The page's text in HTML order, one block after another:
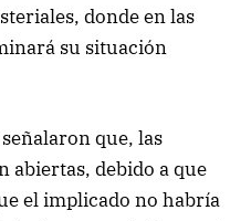
donde en las
su situación
que, las
abiertas, debido a que
el implicado no habría